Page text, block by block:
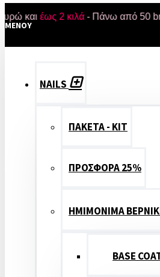
έως 2 κιλά- Πάνω από 50 brands -
MENOY
NAILS
ΠΑΚΕΤΑ - ΚΙΤ
ΠΡΟΣΦΟΡΑ 25%
ΗΜΙΜΟΝΙΜΑ
BASE